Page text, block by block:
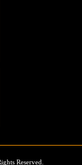
Reserved.